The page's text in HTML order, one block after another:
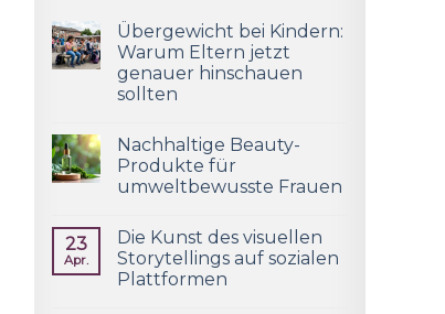
Übergewicht bei Kindern:
Warum Eltern jetzt
genauer hinschauen
sollten
Nachhaltige Beauty-
Produkte für
umweltbewusste Frauen
23
Apr.
Die Kunst des visuellen
Storytellings auf sozialen
Plattformen